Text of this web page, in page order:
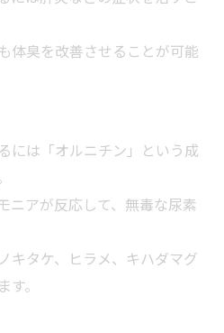
体臭を改善させることが可能
には「オルニチン」という成
ニアが反応して、無毒な尿素
キタケ、ヒラメ、キハダマグ
。